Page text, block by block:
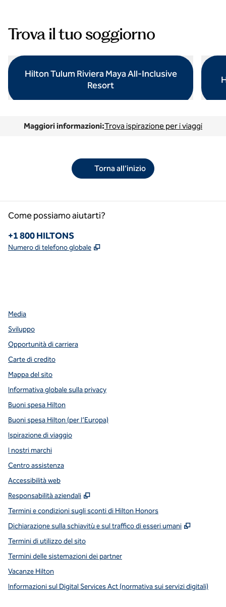
Trova il tuo soggiorno
Hilton Tulum Riviera Maya All-Inclusive
Resort
Maggiori informazioni:Trova ispirazione per i viaggi
Torna all’inizio
Come possiamo aiutarti?
Telefono:
+1 800 HILTONS
Numero di telefono globale ,
Media
Sviluppo
Opportunità di carriera
Carte di credito
Mappa del sito
Informativa globale sulla privacy
Buoni spesa Hilton
Buoni spesa Hilton (per l’Europa)
Ispirazione di viaggio
I nostri marchi
Centro assistenza
Accessibilità web
Responsabilità aziendali
,
Termini e condizioni sugli sconti di Hilton Honors
Dichiarazione sulla schiavitù e sul traffico di esseri umani
,
Termini di utilizzo del sito
Termini delle sistemazioni dei partner
Vacanze Hilton
Informazioni sul Digital Services Act (normativa sui servizi digitali)